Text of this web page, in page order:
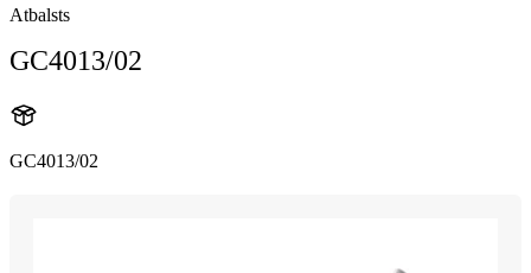
Atbalsts
GC4013/02
GC4013/02